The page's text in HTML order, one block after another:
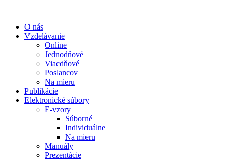
O nás
Vzdelávanie
Online
Jednodňové
Viacdňové
Poslancov
Na mieru
Publikácie
Elektronické súbory
E-vzory
Súborné
Individuálne
Na mieru
Manuály
Prezentácie